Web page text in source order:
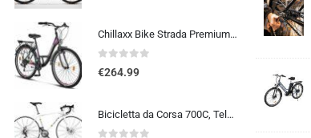
Chillaxx Bike Strada Premium City Bike da 26 e 28 pollici, bicicletta per ragazze, ragazzi, uomini e donne, cambio a 21 ma…
0out of 5
€264.99
Bicicletta da Corsa 700C, Telaio in Acciaio con Cambio a 24/27/30 Marce, Bicicletta da Strada per Uomo Donna, Bici da Stra…